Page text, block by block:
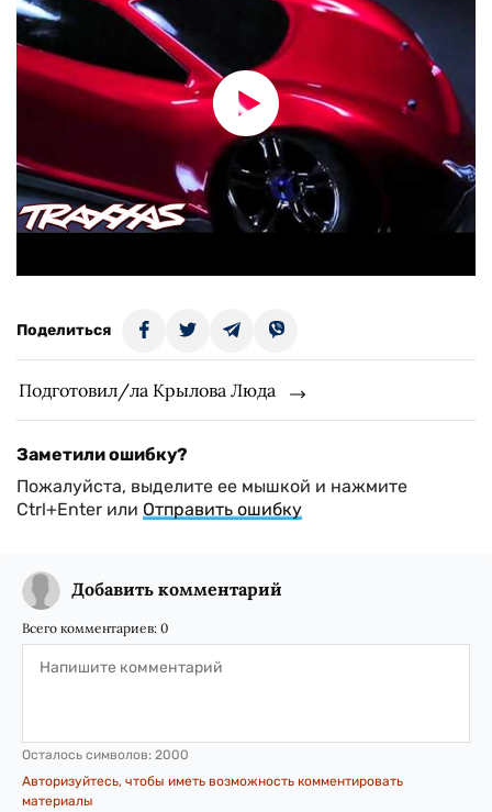
Поделиться
Подготовил/ла Крылова Люда
Заметили ошибку?
Пожалуйста, выделите ее мышкой и нажмите
Ctrl+Enter или Отправить ошибку
Добавить комментарий
Всего комментариев: 0
Осталось символов: 2000
Авторизуйтесь, чтобы иметь возможность комментировать
материалы